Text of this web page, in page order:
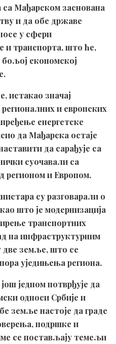
са Мађарском заснована
и да обе државе
у сфери
и транспорта, што ће,
економској
истакао значај
и европских
енергетске
да Мађарска остаје
да сарађује са
суочавали са
регионом и Европом.
су разговарали о
што је модернизација
транспортних
на инфраструктурним
две земље, што се
уједињења региона.
једном потврђује да
односи Србије и
земље настоје да граде
подршке и
се постављају темељи